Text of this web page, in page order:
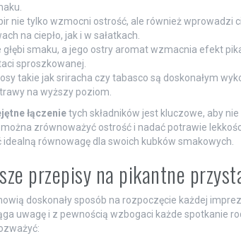
nie tylko wzmocni ostrość, ale również wprowadzi
na ciepło, jak i w sałatkach.
smaku, a jego ostry aromat wzmacnia efekt
sproszkowanej.
takie jak sriracha czy tabasco są doskonałym
na wyższy poziom.
łączenietych składników jest kluczowe, aby
zrównoważyć ostrość i nadać potrawie
równowagę dla swoich kubków smakowych.
przepisy na pikantne
doskonały sposób na rozpoczęcie każdej
uwagę i z pewnością wzbogaci każde spotkanie